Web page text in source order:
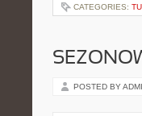
CATEGORIES:
POSTED BY